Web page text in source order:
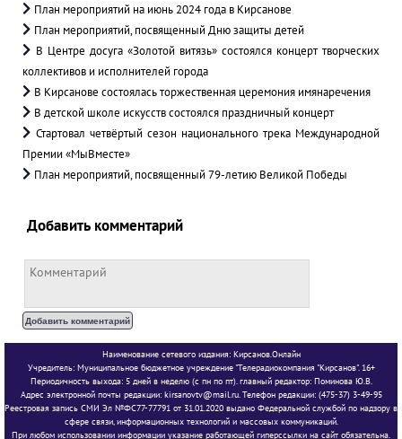
План мероприятий на июнь 2024 года в Кирсанове
План мероприятий, посвященный Дню защиты детей
В Центре досуга «Золотой витязь» состоялся концерт творческих
коллективов и исполнителей города
В Кирсанове состоялась торжественная церемония имянаречения
В детской школе искусств состоялся праздничный концерт
Стартовал четвёртый сезон национального трека Международной
Премии «МыВместе»
План мероприятий, посвященный 79-летию Великой Победы
Добавить комментарий
Наименование сетевого издания: Кирсанов.Онлайн
Учредитель: Муниципальное бюджетное учреждение "Телерадиокомпания "Кирсанов". 16+
Периодичность выхода: 5 дней в неделю (с пн по пт). главный редактор: Поминова Ю.В.
Адрес электронной почты редакции: kirsanovtv@mail.ru. Телефон редакции: (475-37) 3-49-95
Реестровая запись СМИ Эл №ФС77-77791 от 31.01.2020 выдано Федеральной службой по надзору в
сфере связи, информационных технологий и массовых коммуникаций.
При любом использовании информации указание работающей гиперссылки на сайт обязательна.